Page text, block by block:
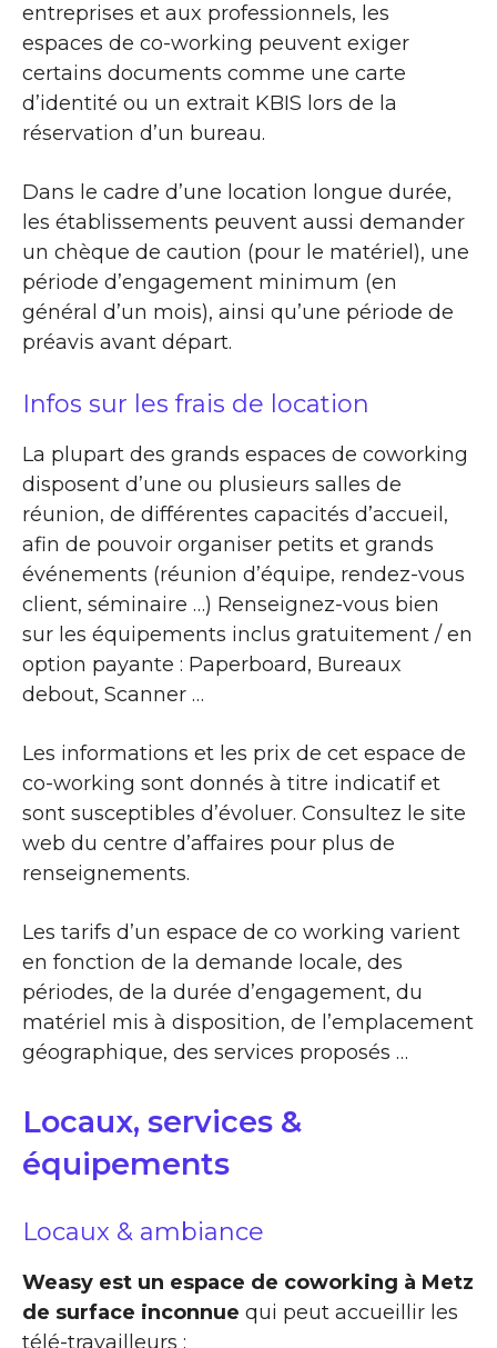
entreprises et aux professionnels, les
espaces de co-working peuvent exiger
certains documents comme une carte
d’identité ou un extrait KBIS lors de la
réservation d’un bureau.
Dans le cadre d’une location longue durée,
les établissements peuvent aussi demander
un chèque de caution (pour le matériel), une
période d’engagement minimum (en
général d’un mois), ainsi qu’une période de
préavis avant départ.
Infos sur les frais de location
La plupart des grands espaces de coworking
disposent d’une ou plusieurs salles de
réunion, de différentes capacités d’accueil,
afin de pouvoir organiser petits et grands
événements (réunion d’équipe, rendez-vous
client, séminaire …) Renseignez-vous bien
sur les équipements inclus gratuitement / en
option payante : Paperboard, Bureaux
debout, Scanner …
Les informations et les prix de cet espace de
co-working sont donnés à titre indicatif et
sont susceptibles d’évoluer. Consultez le site
web du centre d’affaires pour plus de
renseignements.
Les tarifs d’un espace de co working varient
en fonction de la demande locale, des
périodes, de la durée d’engagement, du
matériel mis à disposition, de l’emplacement
géographique, des services proposés …
Locaux, services &
équipements
Locaux & ambiance
Weasy est un espace de coworking à Metz
de surface inconnue qui peut accueillir les
télé-travailleurs :